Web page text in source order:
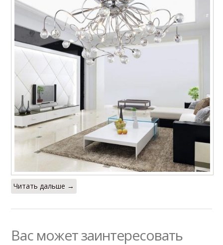
Читать дальше →
Вас может заинтересовать